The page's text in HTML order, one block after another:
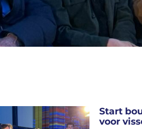
Start
voor